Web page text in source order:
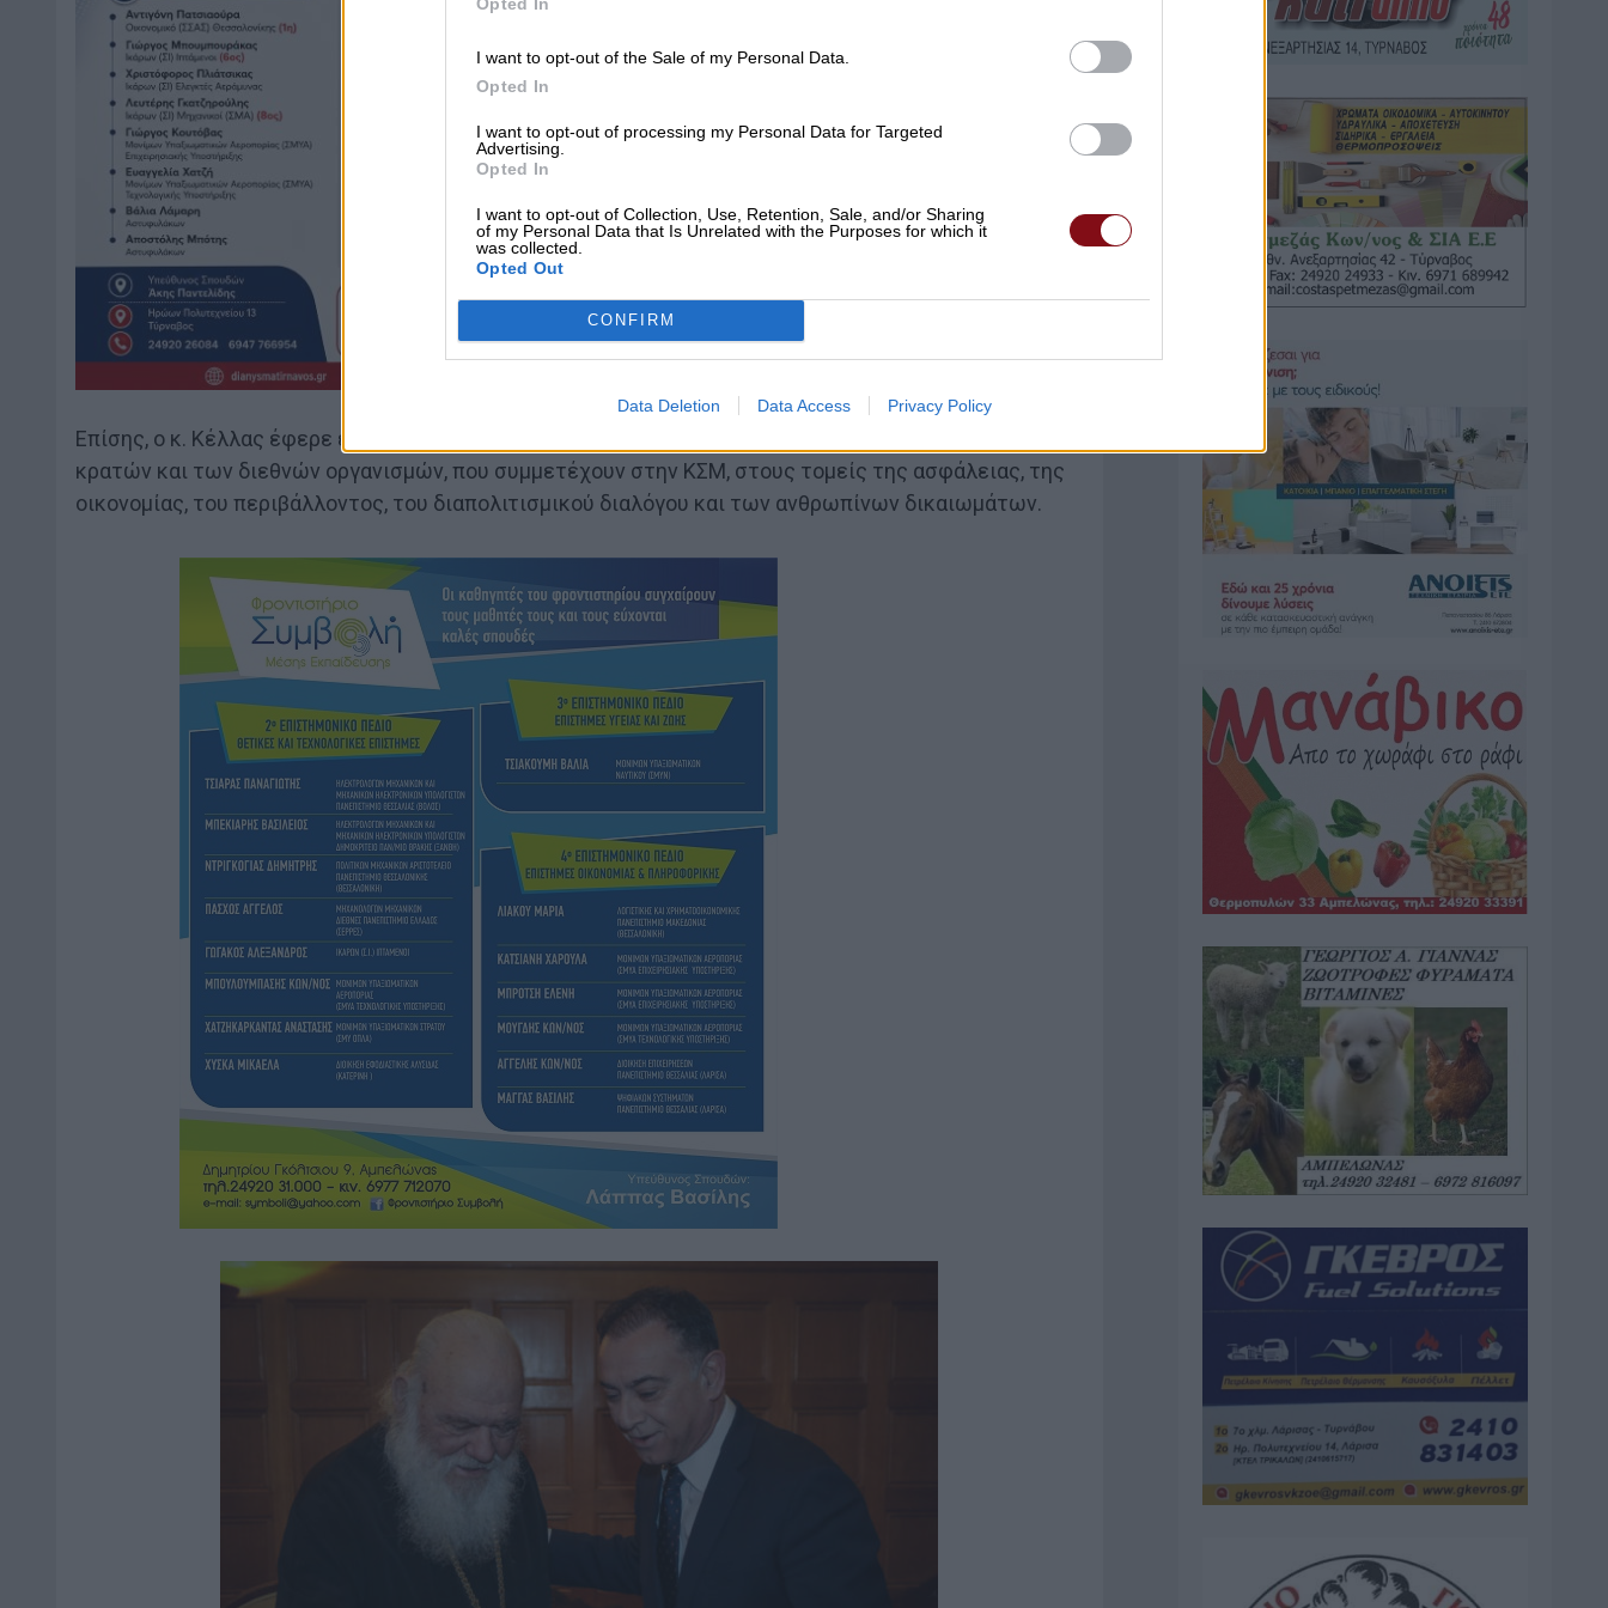
I want to opt-out of the Sale of my Personal Data.
Opted In
I want to opt-out of processing my Personal Data for Targeted
Advertising.
Opted In
I want to opt-out of Collection, Use, Retention, Sale, and/or Sharing
of my Personal Data that Is Unrelated with the Purposes for which it
was collected.
Opted Out
CONFIRM
Data Deletion Data Access Privacy Policy
Επίσης, ο κ. Κέλλας έφερε εις γνώσιν του Αρχιεπισκόπου την πολυθεματική συνεργασία των 34
κρατών και των διεθνών οργανισμών, που συμμετέχουν στην ΚΣΜ, στους τομείς της ασφάλειας, της
οικονομίας, του περιβάλλοντος, του διαπολιτισμικού διαλόγου και των ανθρωπίνων δικαιωμάτων.